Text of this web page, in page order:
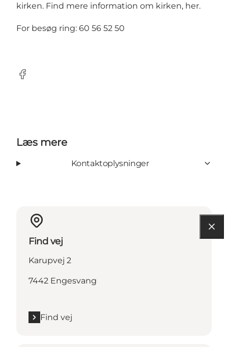
kirken. Find mere information om kirken, her.
For besøg ring: 60 56 52 50
Facebook
Læs mere
Kontaktoplysninger
Find vej
Karupvej 2
7442 Engesvang
Find vej